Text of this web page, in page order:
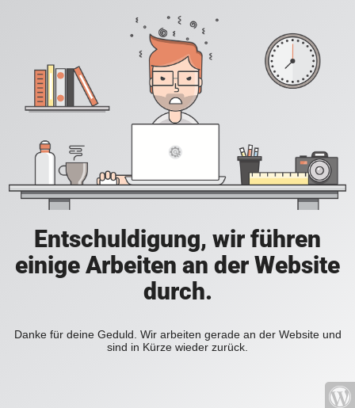
Entschuldigung, wir führen
einige Arbeiten an der Website
durch.
Danke für deine Geduld. Wir arbeiten gerade an der Website und
sind in Kürze wieder zurück.